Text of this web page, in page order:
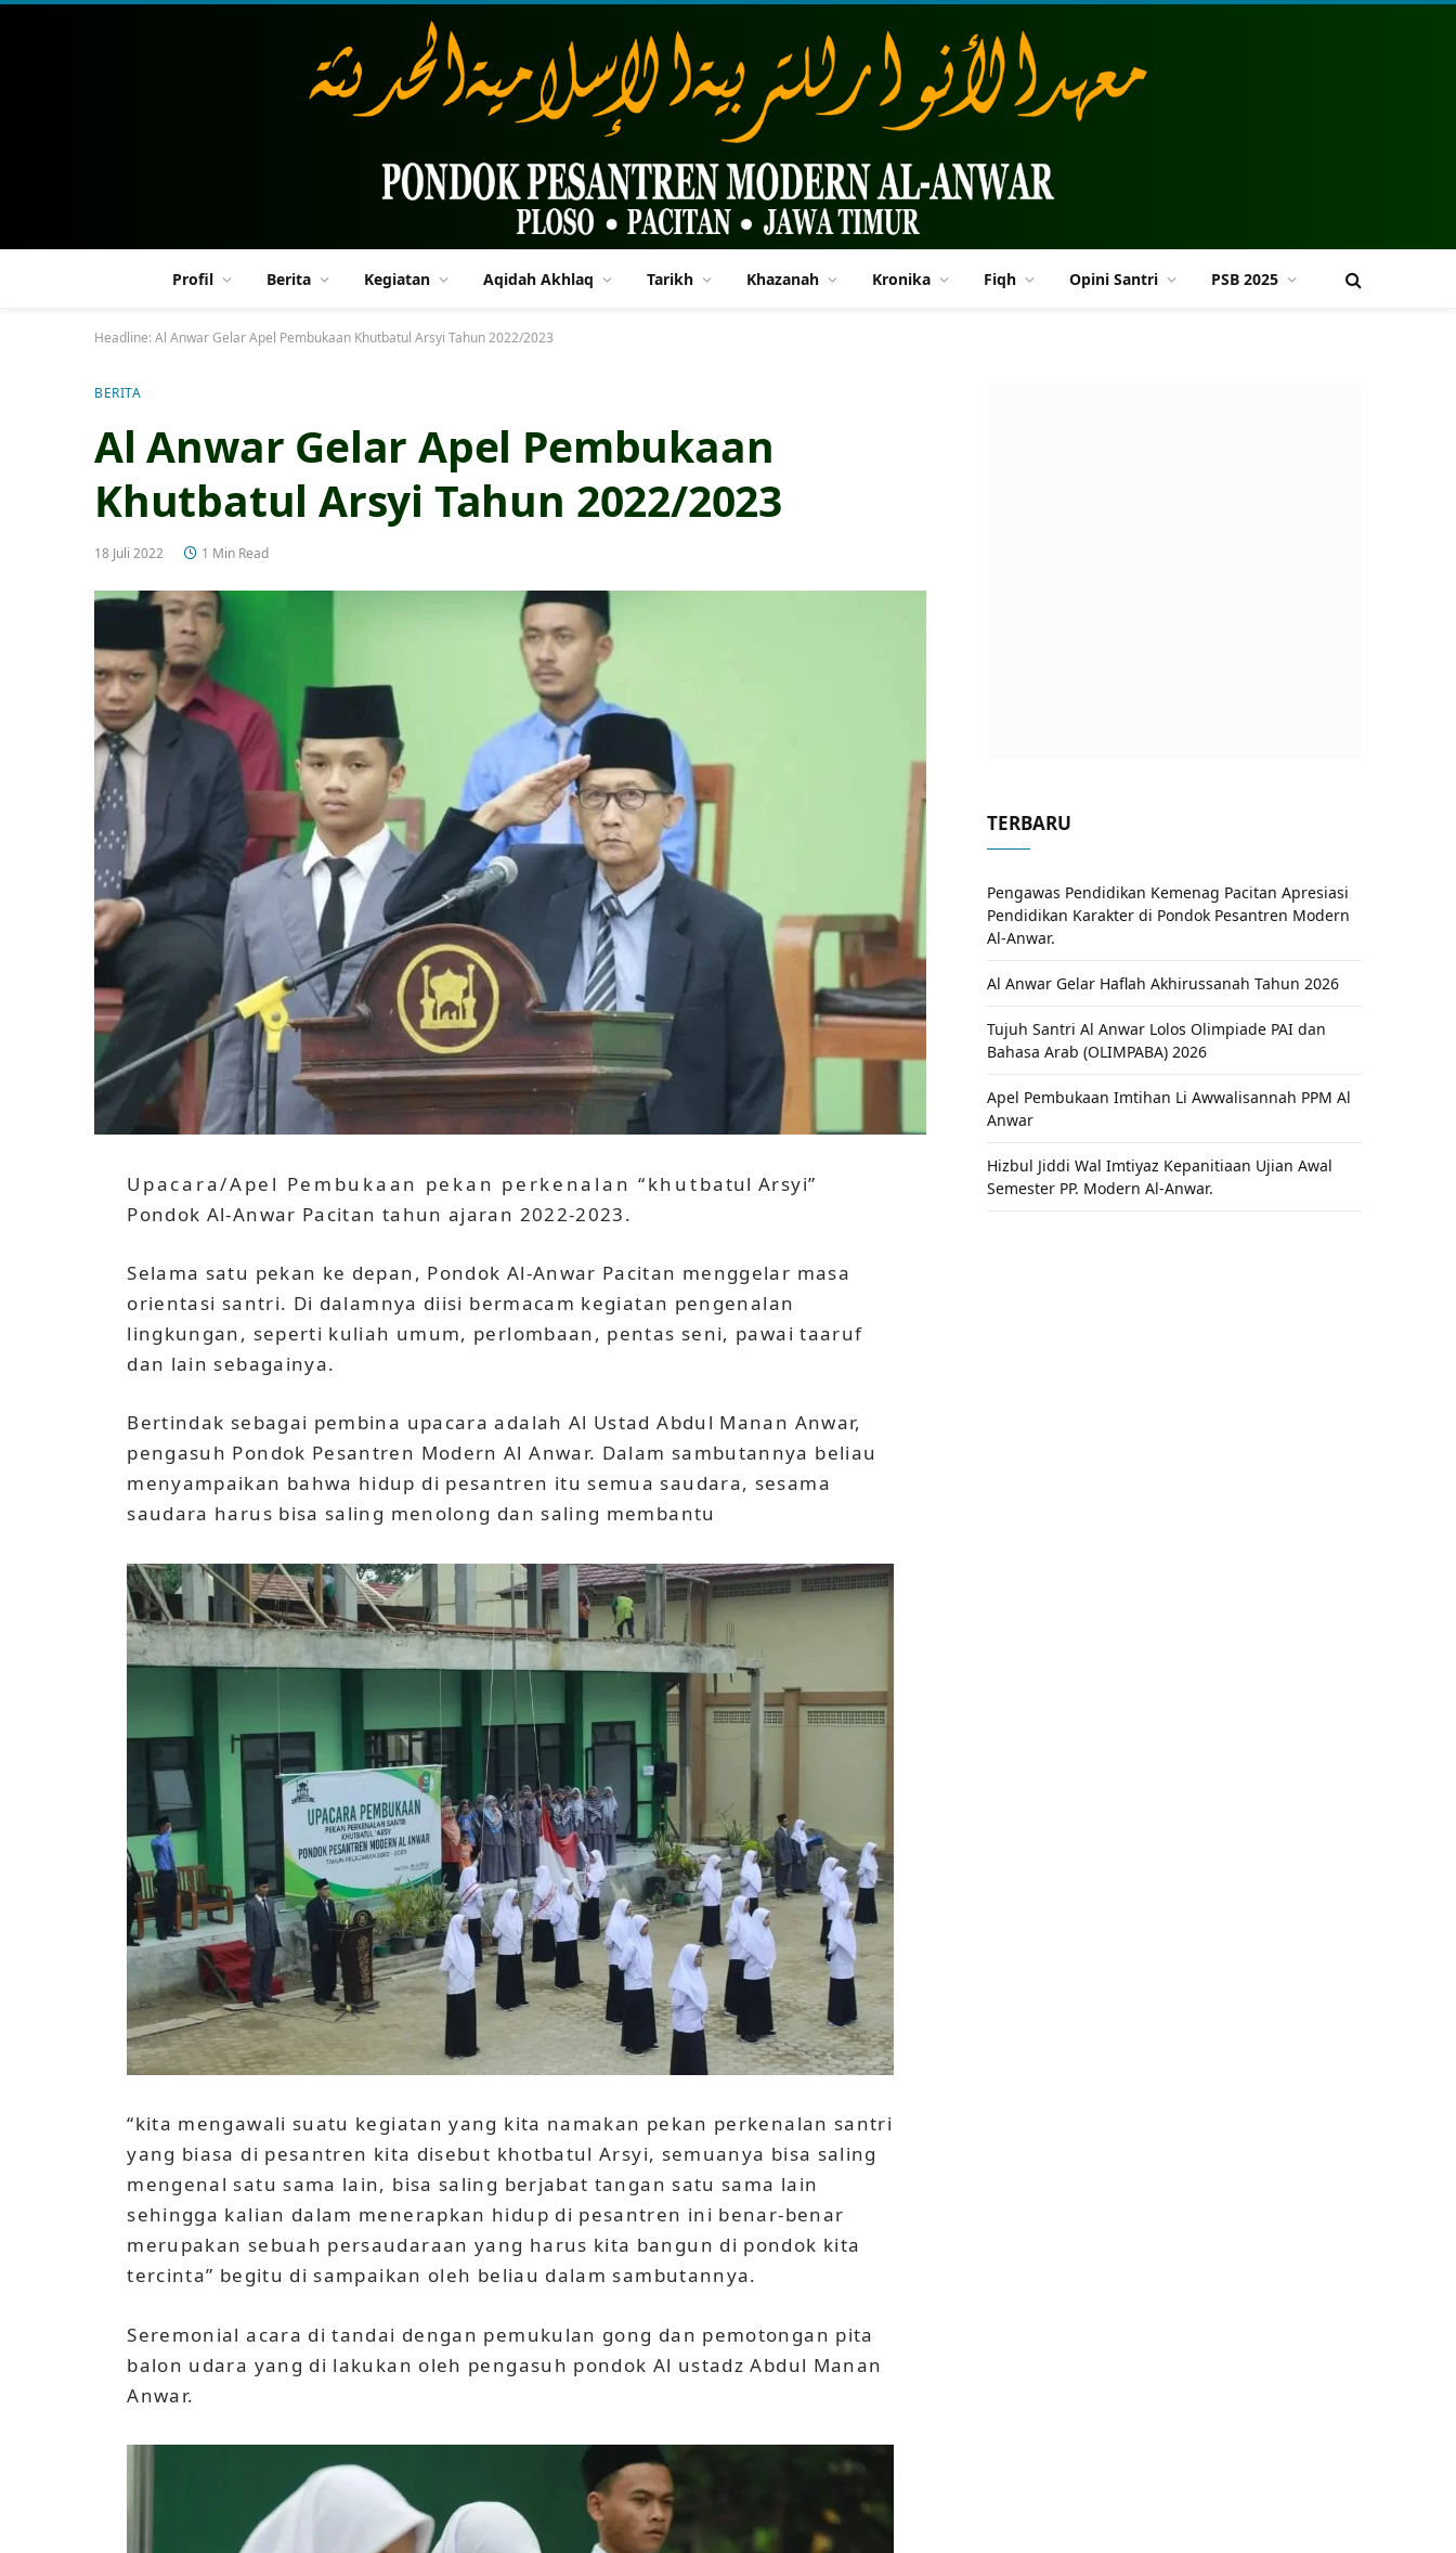
Profil Berita Kegiatan Aqidah Akhlaq Tarikh Khazanah Kronika Fiqh Opini Santri PSB 2025
Headline:Al Anwar Gelar Apel Pembukaan Khutbatul Arsyi Tahun 2022/2023
BERITA
Al Anwar Gelar Apel Pembukaan
Khutbatul Arsyi Tahun 2022/2023
18 Juli 2022 1 Min Read
Upacara/Apel Pembukaan pekan perkenalan “khutbatul Arsyi”
Pondok Al-Anwar Pacitan tahun ajaran 2022-2023.
Selama satu pekan ke depan, Pondok Al-Anwar Pacitan menggelar masa
orientasi santri. Di dalamnya diisi bermacam kegiatan pengenalan
lingkungan, seperti kuliah umum, perlombaan, pentas seni, pawai taaruf
dan lain sebagainya.
Bertindak sebagai pembina upacara adalah Al Ustad Abdul Manan Anwar,
pengasuh Pondok Pesantren Modern Al Anwar. Dalam sambutannya beliau
menyampaikan bahwa hidup di pesantren itu semua saudara, sesama
saudara harus bisa saling menolong dan saling membantu
“kita mengawali suatu kegiatan yang kita namakan pekan perkenalan santri
yang biasa di pesantren kita disebut khotbatul Arsyi, semuanya bisa saling
mengenal satu sama lain, bisa saling berjabat tangan satu sama lain
sehingga kalian dalam menerapkan hidup di pesantren ini benar-benar
merupakan sebuah persaudaraan yang harus kita bangun di pondok kita
tercinta” begitu di sampaikan oleh beliau dalam sambutannya.
Seremonial acara di tandai dengan pemukulan gong dan pemotongan pita
balon udara yang di lakukan oleh pengasuh pondok Al ustadz Abdul Manan
Anwar.
TERBARU
Pengawas Pendidikan Kemenag Pacitan Apresiasi
Pendidikan Karakter di Pondok Pesantren Modern
Al-Anwar.
Al Anwar Gelar Haflah Akhirussanah Tahun 2026
Tujuh Santri Al Anwar Lolos Olimpiade PAI dan
Bahasa Arab (OLIMPABA) 2026
Apel Pembukaan Imtihan Li Awwalisannah PPM Al
Anwar
Hizbul Jiddi Wal Imtiyaz Kepanitiaan Ujian Awal
Semester PP. Modern Al-Anwar.